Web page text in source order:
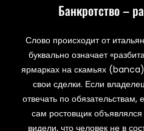
Банкротство –
Слово происходит от
буквально означает
ярмарках на скамьях
свои сделки. Если
отвечать по обязательствам,
сам ростовщик
видели, что человек не в